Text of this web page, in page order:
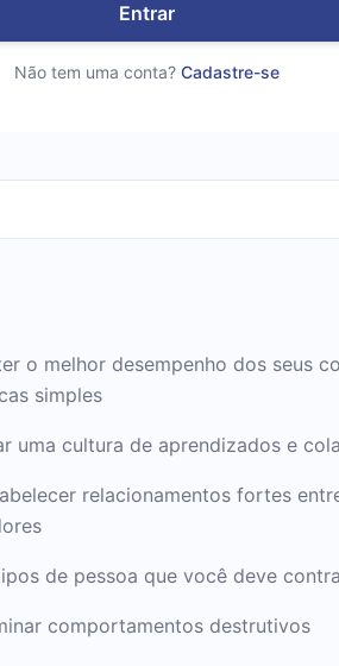
Entrar
Não tem uma conta? Cadastre-se
o melhor desempenho dos seus
simples
uma cultura de aprendizados e
relacionamentos fortes
de pessoa que você deve
comportamentos destrutivos